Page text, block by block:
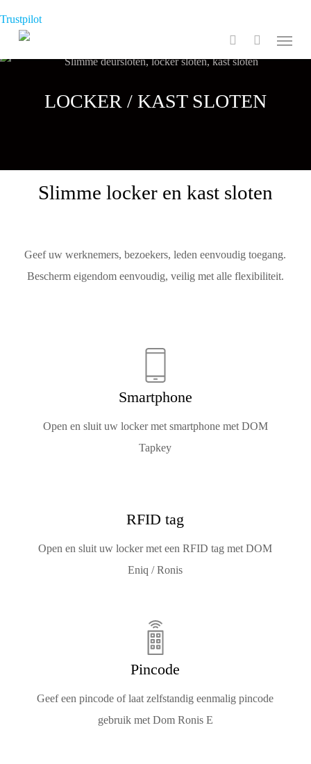
Trustpilot
Menu
LOCKER / KAST SLOTEN
Slimme locker en kast sloten
Geef uw werknemers, bezoekers, leden eenvoudig toegang.
Bescherm eigendom eenvoudig, veilig met alle flexibiliteit.
Smartphone
Open en sluit uw locker met smartphone met DOM
Tapkey
RFID tag
Open en sluit uw locker met een RFID tag met DOM
Eniq / Ronis
Pincode
Geef een pincode of laat zelfstandig eenmalig pincode
gebruik met Dom Ronis E